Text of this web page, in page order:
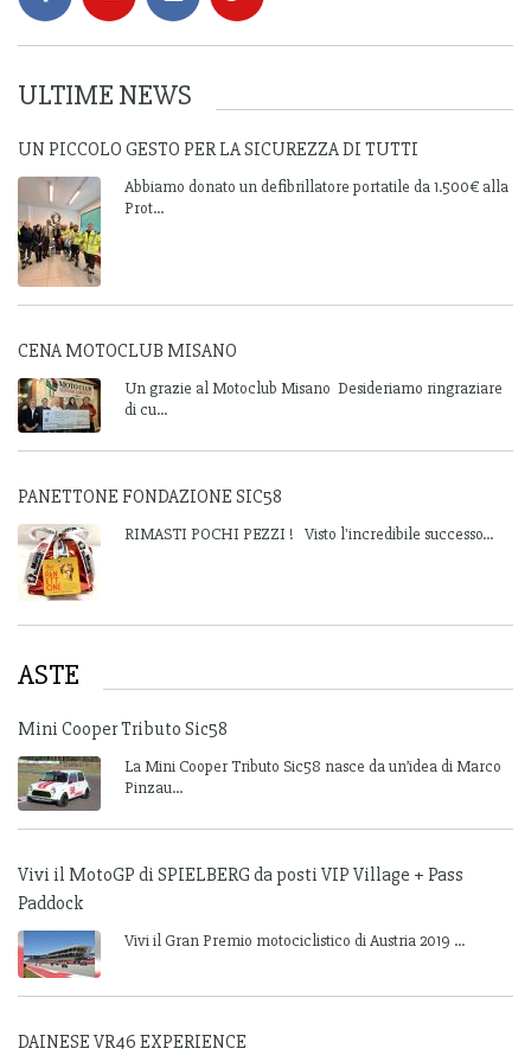
ULTIME NEWS
UN PICCOLO GESTO PER LA SICUREZZA DI TUTTI
Abbiamo donato un defibrillatore portatile da 1.500€ alla
Prot...
CENA MOTOCLUB MISANO
Un grazie al Motoclub Misano Desideriamo ringraziare
di cu...
PANETTONE FONDAZIONE SIC58
RIMASTI POCHI PEZZI ! Visto l'incredibile successo...
ASTE
Mini Cooper Tributo Sic58
La Mini Cooper Tributo Sic58 nasce da un’idea di Marco
Pinzau...
Vivi il MotoGP di SPIELBERG da posti VIP Village + Pass
Paddock
Vivi il Gran Premio motociclistico di Austria 2019 ...
DAINESE VR46 EXPERIENCE